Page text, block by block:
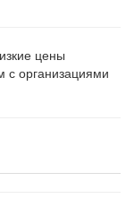
цены
с организациями